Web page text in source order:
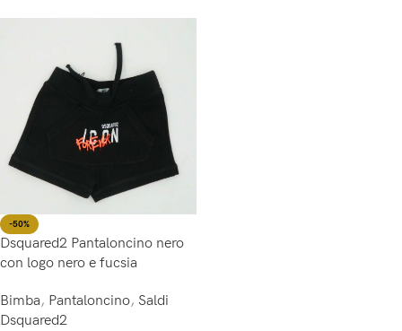
-50%
Dsquared2 Pantaloncino nero
con logo nero e fucsia
Bimba, Pantaloncino, Saldi
Dsquared2